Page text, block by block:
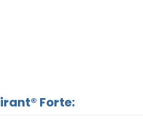
Forte: